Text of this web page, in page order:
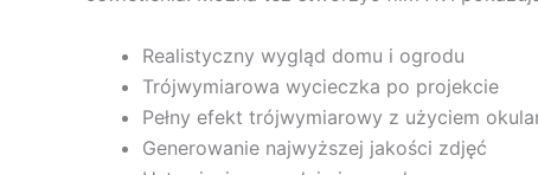
Realistyczny wygląd domu i ogrodu
Trójwymiarowa wycieczka po projekcie
Pełny efekt trójwymiarowy z użyciem
Generowanie najwyższej jakości zdjęć